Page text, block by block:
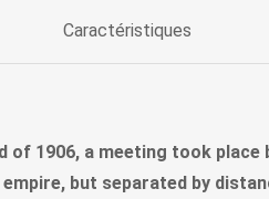
Caractéristiques
of 1906, a meeting took
but separated by